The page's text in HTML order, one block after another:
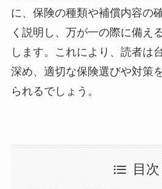
に、保険の種類や補償内容の
く説明し、万が一の際に備え
します。これにより、読者は
深め、適切な保険選びや対策
られるでしょう。
目次